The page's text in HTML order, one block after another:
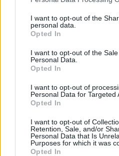
I want to opt-out of the
personal data.
Opted In
I want to opt-out of the
Personal Data.
Opted In
I want to opt-out of
Personal Data for Targeted
Opted In
I want to opt-out of
Retention, Sale, and/or
Personal Data that Is
Purposes for which it was
Opted In
Serie/ Drama
Hinter Gittern - Der
Der Verrat
zusehends. Der Erfolg
Kronzeugenregelung zu
zu...
Hinter Gittern -
Serie/ Drama